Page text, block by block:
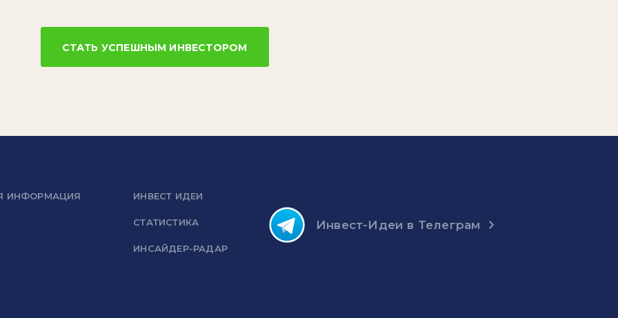
СТАТЬ УСПЕШНЫМ ИНВЕСТОРОМ
Инвест-Идеи в Телеграм
ИНФОРМАЦИЯ ИНВЕСТ ИДЕИ
СТАТИСТИКА
ИНСАЙДЕР-РАДАР